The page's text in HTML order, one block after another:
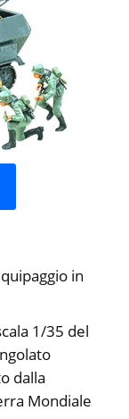
in
1/35 del
dalla
Mondiale